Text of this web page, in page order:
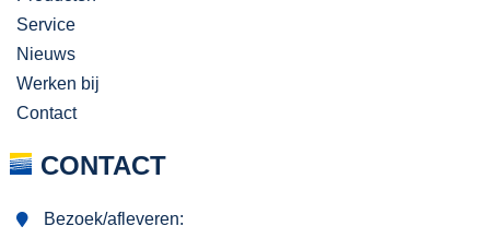
Service
Nieuws
Werken bij
Contact
CONTACT
Bezoek/afleveren: